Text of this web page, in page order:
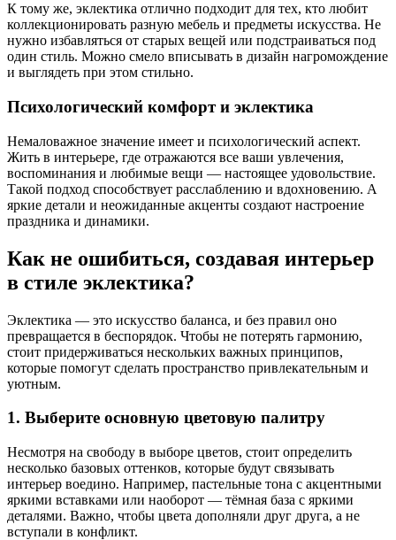
К тому же, эклектика отлично подходит для тех, кто любит
коллекционировать разную мебель и предметы искусства. Не
нужно избавляться от старых вещей или подстраиваться под
один стиль. Можно смело вписывать в дизайн нагромождение
и выглядеть при этом стильно.
Психологический комфорт и эклектика
Немаловажное значение имеет и психологический аспект.
Жить в интерьере, где отражаются все ваши увлечения,
воспоминания и любимые вещи — настоящее удовольствие.
Такой подход способствует расслаблению и вдохновению. А
яркие детали и неожиданные акценты создают настроение
праздника и динамики.
Как не ошибиться, создавая интерьер
в стиле эклектика?
Эклектика — это искусство баланса, и без правил оно
превращается в беспорядок. Чтобы не потерять гармонию,
стоит придерживаться нескольких важных принципов,
которые помогут сделать пространство привлекательным и
уютным.
1. Выберите основную цветовую палитру
Несмотря на свободу в выборе цветов, стоит определить
несколько базовых оттенков, которые будут связывать
интерьер воедино. Например, пастельные тона с акцентными
яркими вставками или наоборот — тёмная база с яркими
деталями. Важно, чтобы цвета дополняли друг друга, а не
вступали в конфликт.